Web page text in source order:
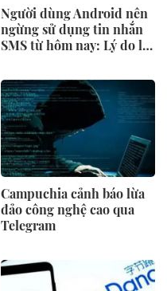
Người dùng Android nên
ngừng sử dụng tin nhắn
SMS từ hôm nay: Lý do là
Campuchia cảnh báo lừa
đảo công nghệ cao qua
Telegram